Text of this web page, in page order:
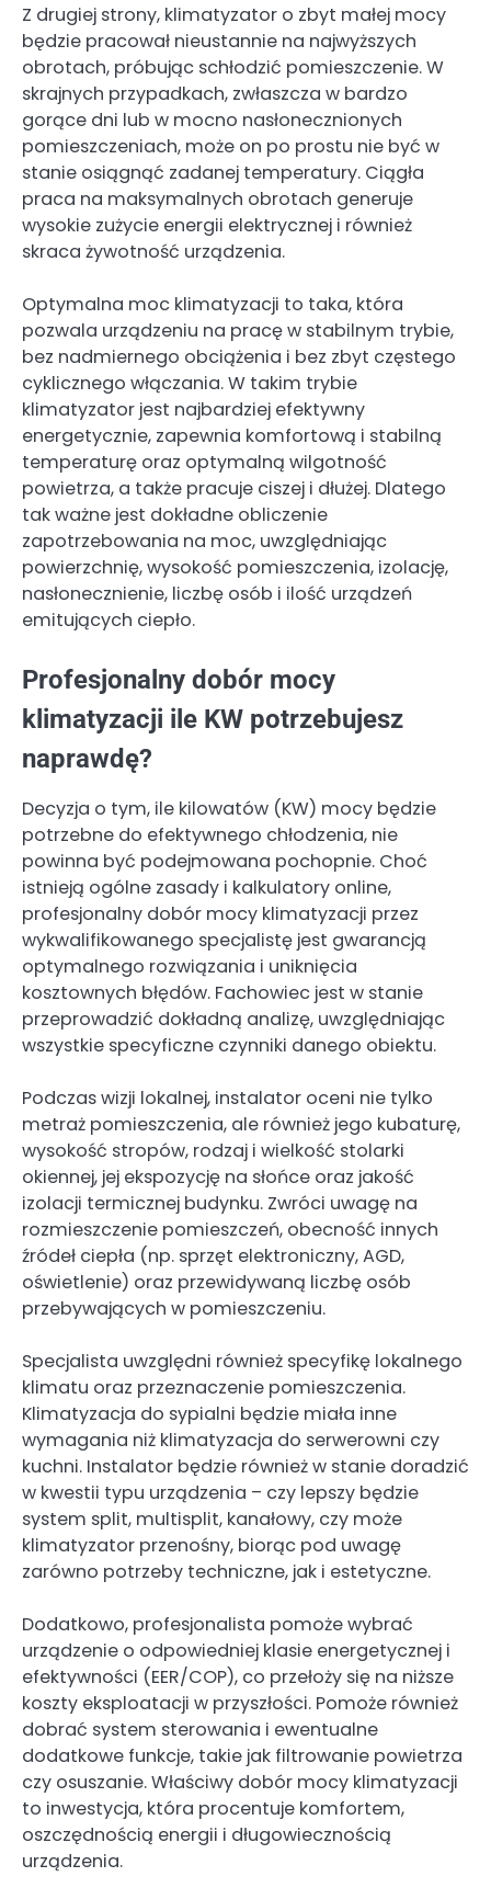
Z drugiej strony, klimatyzator o zbyt małej mocy
będzie pracował nieustannie na najwyższych
obrotach, próbując schłodzić pomieszczenie. W
skrajnych przypadkach, zwłaszcza w bardzo
gorące dni lub w mocno nasłonecznionych
pomieszczeniach, może on po prostu nie być w
stanie osiągnąć zadanej temperatury. Ciągła
praca na maksymalnych obrotach generuje
wysokie zużycie energii elektrycznej i również
skraca żywotność urządzenia.
Optymalna moc klimatyzacji to taka, która
pozwala urządzeniu na pracę w stabilnym trybie,
bez nadmiernego obciążenia i bez zbyt częstego
cyklicznego włączania. W takim trybie
klimatyzator jest najbardziej efektywny
energetycznie, zapewnia komfortową i stabilną
temperaturę oraz optymalną wilgotność
powietrza, a także pracuje ciszej i dłużej. Dlatego
tak ważne jest dokładne obliczenie
zapotrzebowania na moc, uwzględniając
powierzchnię, wysokość pomieszczenia, izolację,
nasłonecznienie, liczbę osób i ilość urządzeń
emitujących ciepło.
Profesjonalny dobór mocy
klimatyzacji ile KW potrzebujesz
naprawdę?
Decyzja o tym, ile kilowatów (KW) mocy będzie
potrzebne do efektywnego chłodzenia, nie
powinna być podejmowana pochopnie. Choć
istnieją ogólne zasady i kalkulatory online,
profesjonalny dobór mocy klimatyzacji przez
wykwalifikowanego specjalistę jest gwarancją
optymalnego rozwiązania i uniknięcia
kosztownych błędów. Fachowiec jest w stanie
przeprowadzić dokładną analizę, uwzględniając
wszystkie specyficzne czynniki danego obiektu.
Podczas wizji lokalnej, instalator oceni nie tylko
metraż pomieszczenia, ale również jego kubaturę,
wysokość stropów, rodzaj i wielkość stolarki
okiennej, jej ekspozycję na słońce oraz jakość
izolacji termicznej budynku. Zwróci uwagę na
rozmieszczenie pomieszczeń, obecność innych
źródeł ciepła (np. sprzęt elektroniczny, AGD,
oświetlenie) oraz przewidywaną liczbę osób
przebywających w pomieszczeniu.
Specjalista uwzględni również specyfikę lokalnego
klimatu oraz przeznaczenie pomieszczenia.
Klimatyzacja do sypialni będzie miała inne
wymagania niż klimatyzacja do serwerowni czy
kuchni. Instalator będzie również w stanie doradzić
w kwestii typu urządzenia – czy lepszy będzie
system split, multisplit, kanałowy, czy może
klimatyzator przenośny, biorąc pod uwagę
zarówno potrzeby techniczne, jak i estetyczne.
Dodatkowo, profesjonalista pomoże wybrać
urządzenie o odpowiedniej klasie energetycznej i
efektywności (EER/COP), co przełoży się na niższe
koszty eksploatacji w przyszłości. Pomoże również
dobrać system sterowania i ewentualne
dodatkowe funkcje, takie jak filtrowanie powietrza
czy osuszanie. Właściwy dobór mocy klimatyzacji
to inwestycja, która procentuje komfortem,
oszczędnością energii i długowiecznością
urządzenia.